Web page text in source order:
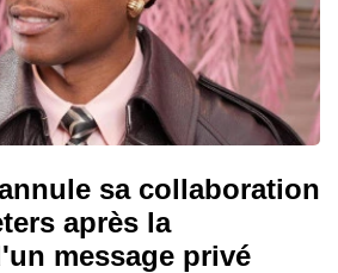
sa collaboration
après la
message privé